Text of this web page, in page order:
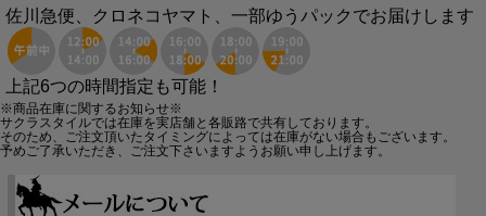
佐川急便、クロネコヤマト、一部ゆうパックでお届けします
上記6つの時間指定も可能！
※商品在庫に関するお知らせ※
サクラスタイルでは在庫を実店舗と各販路で共有しております。
そのため、ご注文頂いたタイミングによっては在庫がない場合もございます。
予めご了承いただき、ご注文下さいますようお願い申し上げます。